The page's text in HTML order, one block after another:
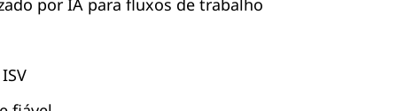
por IA para fluxos de trabalho